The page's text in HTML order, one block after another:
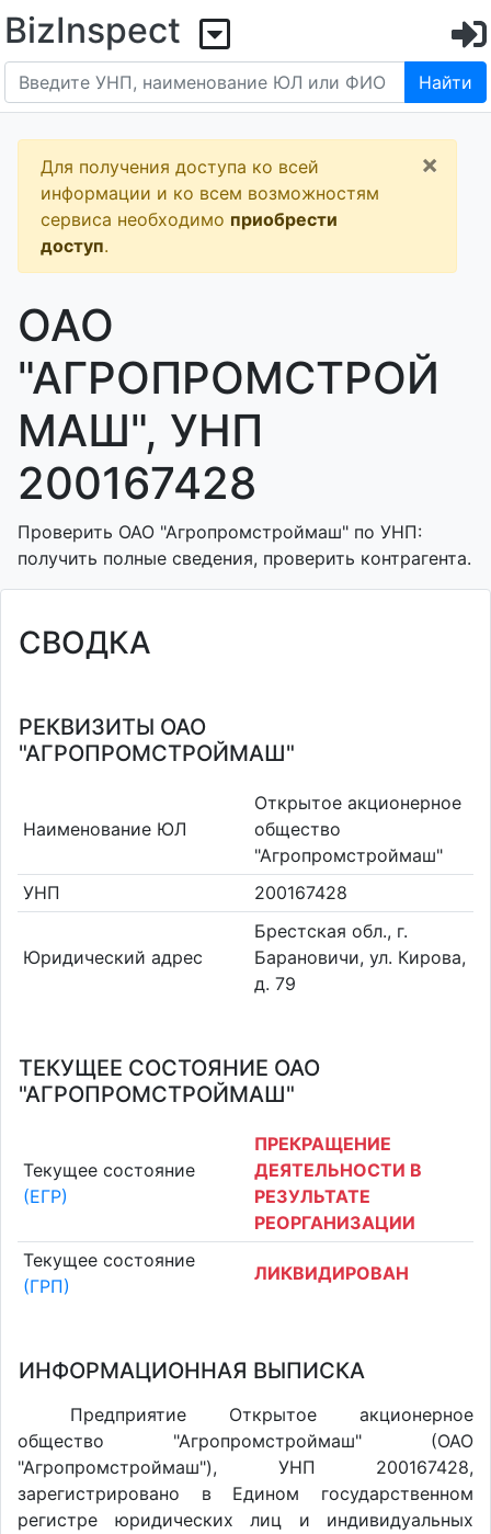
BizInspect
Найти
Для получения доступа ко всей
информации и ко всем возможностям
сервиса необходимо приобрести
доступ.
×
ОАО
"АГРОПРОМСТРОЙ
МАШ", УНП
200167428
Проверить ОАО "Агропромстроймаш" по УНП:
получить полные сведения, проверить контрагента.
СВОДКА
РЕКВИЗИТЫ ОАО
"АГРОПРОМСТРОЙМАШ"
Наименование ЮЛ
Открытое акционерное
общество
"Агропромстроймаш"
УНП
200167428
Юридический адрес
Брестская обл., г.
Барановичи, ул. Кирова,
д. 79
ТЕКУЩЕЕ СОСТОЯНИЕ ОАО
"АГРОПРОМСТРОЙМАШ"
Текущее состояние
(ЕГР)
ПРЕКРАЩЕНИЕ
ДЕЯТЕЛЬНОСТИ В
РЕЗУЛЬТАТЕ
РЕОРГАНИЗАЦИИ
Текущее состояние
(ГРП)
ЛИКВИДИРОВАН
ИНФОРМАЦИОННАЯ ВЫПИСКА
Предприятие Открытое акционерное
общество "Агропромстроймаш" (ОАО
"Агропромстроймаш"), УНП 200167428,
зарегистрировано в Едином государственном
регистре юридических лиц и индивидуальных